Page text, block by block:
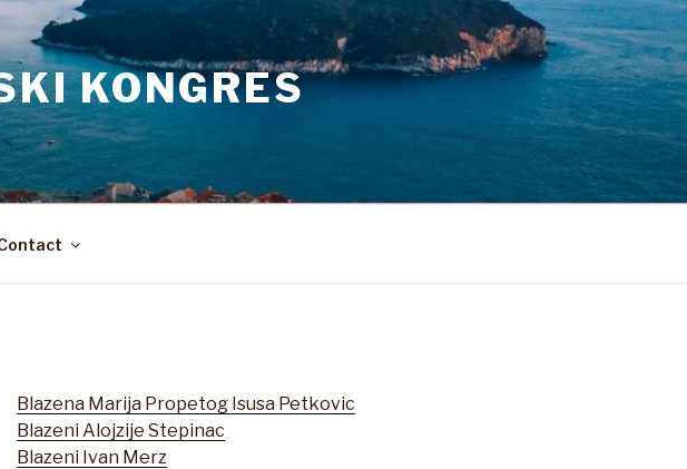
KONGRES
Blazena Marija Propetog Isusa Petkovic
Blazeni Alojzije Stepinac
Blazeni Ivan Merz